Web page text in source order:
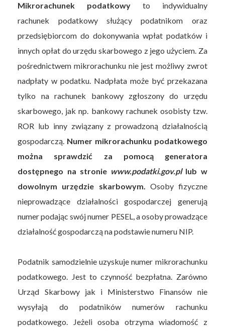
Mikrorachunek podatkowy to indywidualny
rachunek podatkowy służący podatnikom oraz
przedsiębiorcom do dokonywania wpłat podatków i
innych opłat do urzędu skarbowego z jego użyciem. Za
pośrednictwem mikrorachunku nie jest możliwy zwrot
nadpłaty w podatku. Nadpłata może być przekazana
tylko na rachunek bankowy zgłoszony do urzędu
skarbowego, jak np. bankowy rachunek osobisty tzw.
ROR lub inny związany z prowadzoną działalnością
gospodarczą. Numer mikrorachunku podatkowego
można sprawdzić za pomocą generatora
dostępnego na stronie www.podatki.gov.pllub w
dowolnym urzędzie skarbowym.
Osoby fizyczne
nieprowadzące działalności gospodarczej generują
numer podając swój numer PESEL, a osoby prowadzące
działalność gospodarczą na podstawie numeru NIP.
Podatnik samodzielnie uzyskuje numer mikrorachunku
podatkowego. Jest to czynność bezpłatna. Zarówno
Urząd Skarbowy jak i Ministerstwo Finansów nie
wysyłają do podatników numerów rachunku
podatkowego. Jeżeli osoba otrzyma wiadomość z